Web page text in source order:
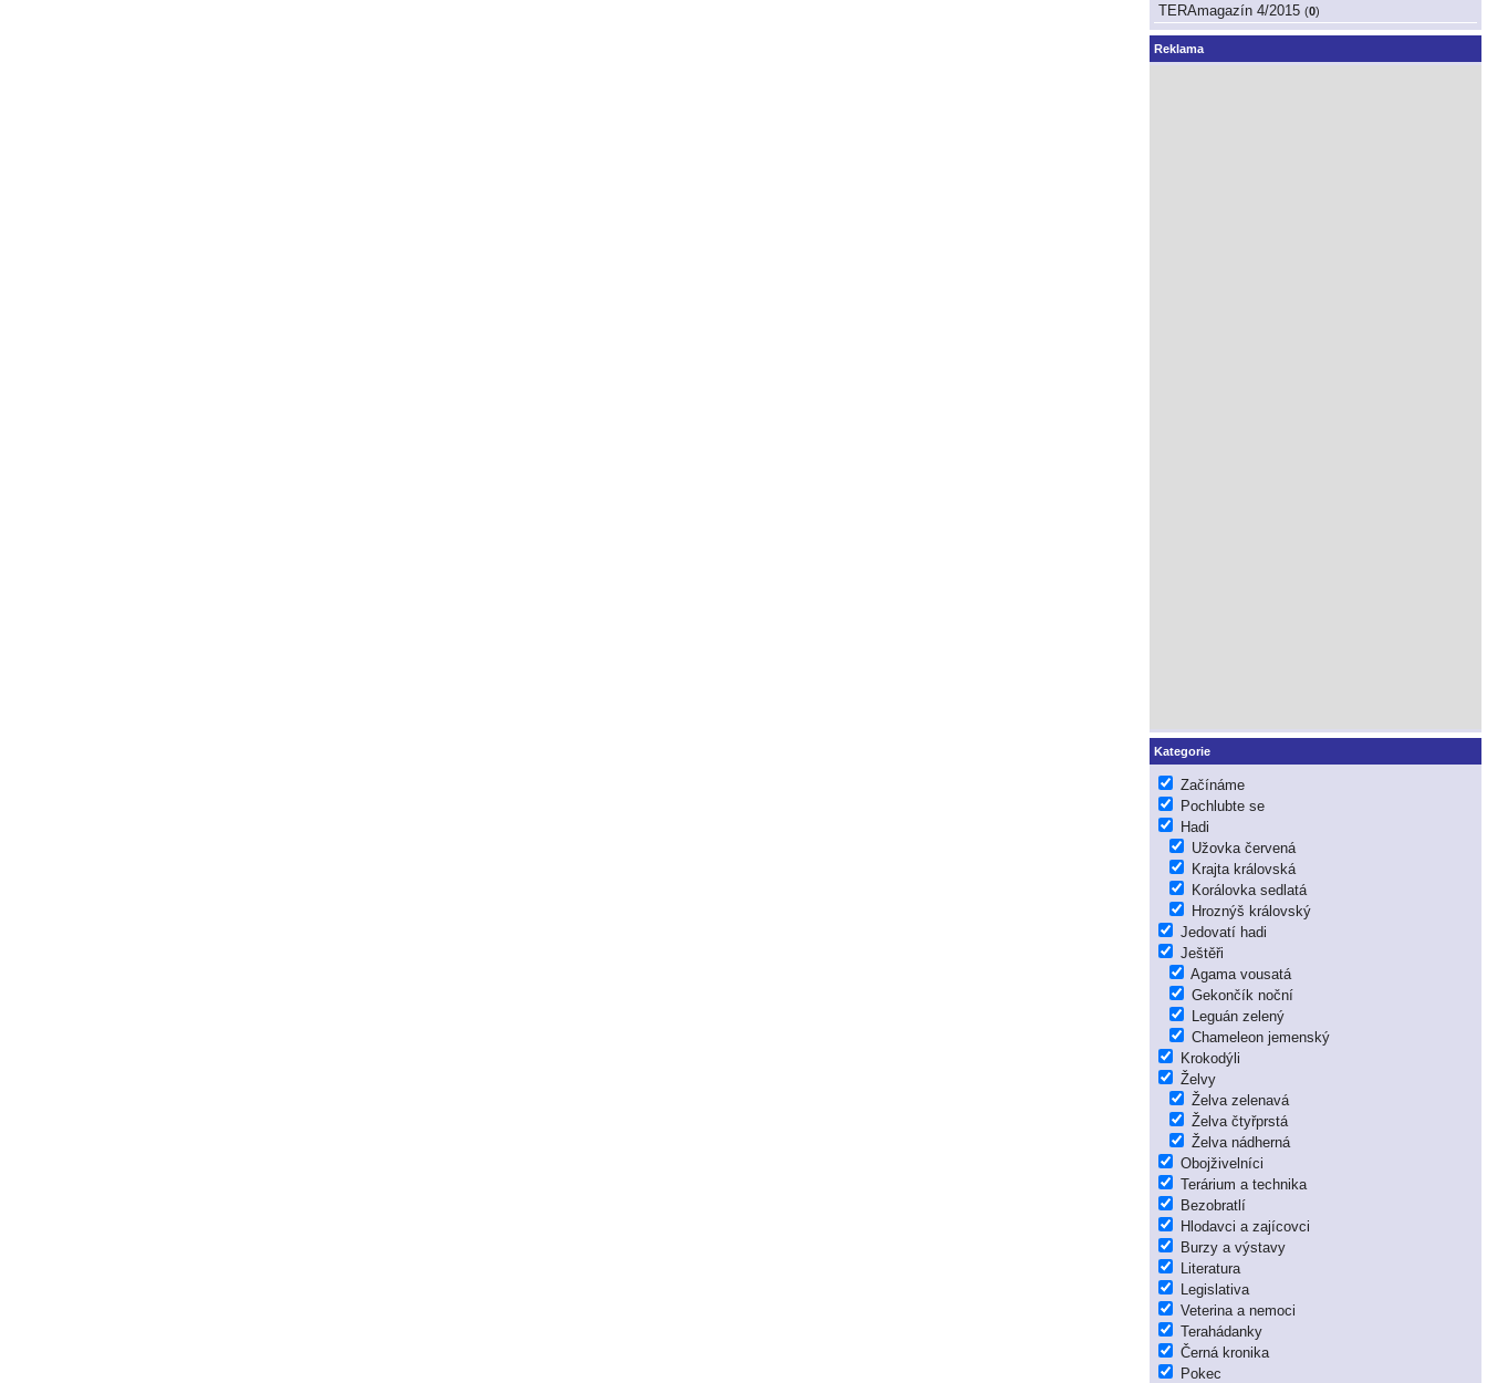
TERAmagazín 4/2015 (0)
Reklama
Kategorie
Začínáme
Pochlubte se
Hadi
Užovka červená
Krajta královská
Korálovka sedlatá
Hroznýš královský
Jedovatí hadi
Ještěři
Agama vousatá
Gekončík noční
Leguán zelený
Chameleon jemenský
Krokodýli
Želvy
Želva zelenavá
Želva čtyřprstá
Želva nádherná
Obojživelníci
Terárium a technika
Bezobratlí
Hlodavci a zajícovci
Burzy a výstavy
Literatura
Legislativa
Veterina a nemoci
Terahádanky
Černá kronika
Pokec